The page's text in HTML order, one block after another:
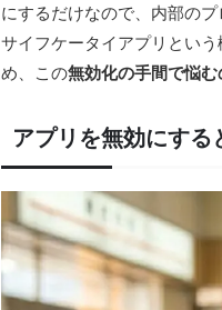
にするだけなので、内部の
サイフケータイアプリとい
め、この無効化の手間で悩
アプリを無効にする